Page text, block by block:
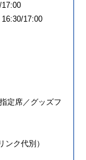
17:00
定席／グッズフ
リンク代別）